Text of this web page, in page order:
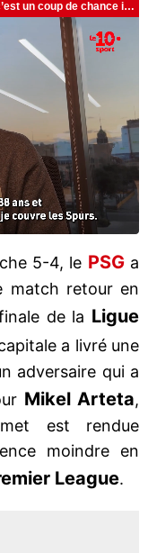
5-4, le PSG a
match retour en
de la Ligue
a livré une
adversaire qui a
Mikel Arteta,
est rendue
moindre en
League.